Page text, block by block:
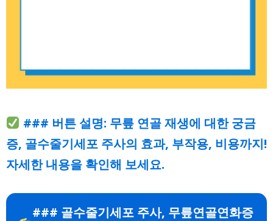
### 버튼 설명: 무릎 연골 재생에 대한 궁금
증, 골수줄기세포 주사의 효과, 부작용, 비용까지!
자세한 내용을 확인해 보세요.
### 골수줄기세포 주사, 무릎연골연화증